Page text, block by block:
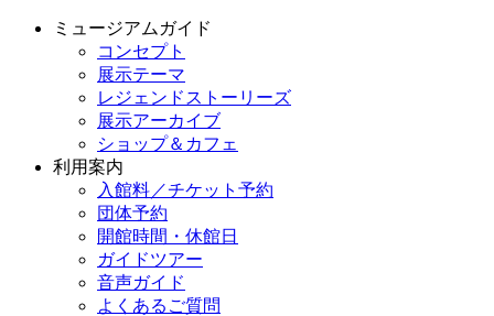
ミュージアムガイド
コンセプト
展示テーマ
レジェンドストーリーズ
展示アーカイブ
ショップ＆カフェ
利用案内
入館料／チケット予約
団体予約
開館時間・休館日
ガイドツアー
音声ガイド
よくあるご質問